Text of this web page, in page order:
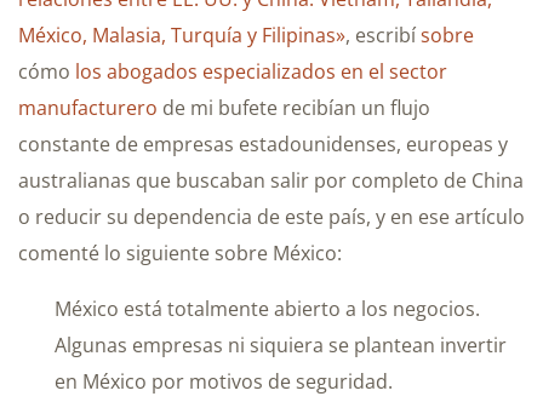
México, Malasia, Turquía y Filipinas», escribísobre
cómo los abogados especializados en el sector
manufacturero de mi bufete recibían un flujo
constante de empresas estadounidenses, europeas y
australianas que buscaban salir por completo de China
o reducir su dependencia de este país, y en ese artículo
comenté lo siguiente sobre México:
México está totalmente abierto a los negocios.
Algunas empresas ni siquiera se plantean invertir
en México por motivos de seguridad.